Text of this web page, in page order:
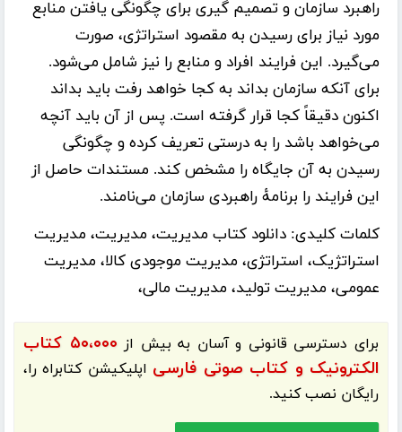
راهبرد سازمان و تصمیم گیری برای چگونگی یافتن منابع
مورد نیاز برای رسیدن به مقصود استراتژی، صورت
می‌گیرد. این فرایند افراد و منابع را نیز شامل می‌شود.
برای آنکه سازمان بداند به کجا خواهد رفت باید بداند
اکنون دقیقاً کجا قرار گرفته است. پس از آن باید آنچه
می‌خواهد باشد را به درستی تعریف کرده و چگونگی
رسیدن به آن جایگاه را مشخص کند. مستندات حاصل از
این فرایند را برنامهٔ راهبردی سازمان می‌نامند.
کلمات کلیدی: دانلود کتاب مدیریت، مدیریت، مدیریت
استراتژیک، استراتژی، مدیریت موجودی کالا، مدیریت
عمومی، مدیریت تولید، مدیریت مالی،
برای دسترسی قانونی و آسان به بیش از
۵۰،۰۰۰ کتاب
الکترونیک و کتاب صوتی فارسی اپلیکیشنکتابراهرا،
رایگان نصب کنید.